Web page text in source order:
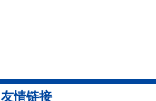
友情链接